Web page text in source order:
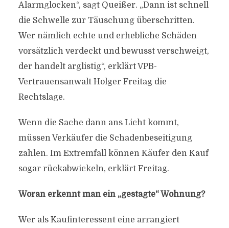
Alarmglocken“, sagt Queißer. „Dann ist schnell
die Schwelle zur Täuschung überschritten.
Wer nämlich echte und erhebliche Schäden
vorsätzlich verdeckt und bewusst verschweigt,
der handelt arglistig“, erklärt VPB-
Vertrauensanwalt Holger Freitag die
Rechtslage.
Wenn die Sache dann ans Licht kommt,
müssen Verkäufer die Schadenbeseitigung
zahlen. Im Extremfall können Käufer den Kauf
sogar rückabwickeln, erklärt Freitag.
Woran erkennt man ein „gestagte“ Wohnung?
Wer als Kaufinteressent eine arrangiert